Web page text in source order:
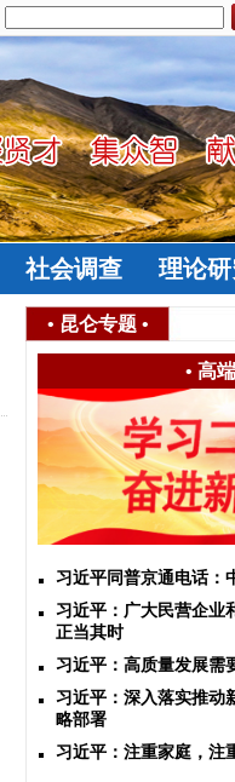
社会调查 理论
• 昆仑专题 •
• 高
习近平同普京通电话：
习近平：广大民营企业
正当其时
习近平：高质量发展需
习近平：深入落实推动
略部署
习近平：注重家庭，注